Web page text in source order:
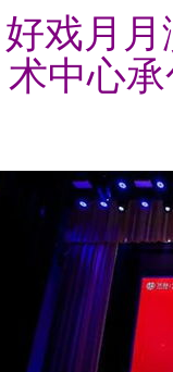
好戏月
术中心